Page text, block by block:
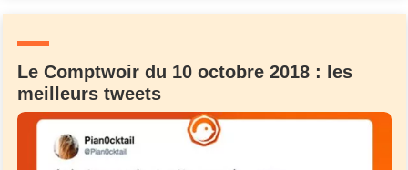
Le Comptwoir du 10 octobre 2018 : les
meilleurs tweets